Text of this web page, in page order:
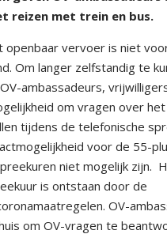
reizen met trein en bus.
openbaar vervoer is niet
Om langer zelfstandig te
ambassadeurs,
om vragen over
tijdens de telefonische
voor de 55-
niet mogelijk zijn.
is ontstaan door de
OV-
om OV-vragen te